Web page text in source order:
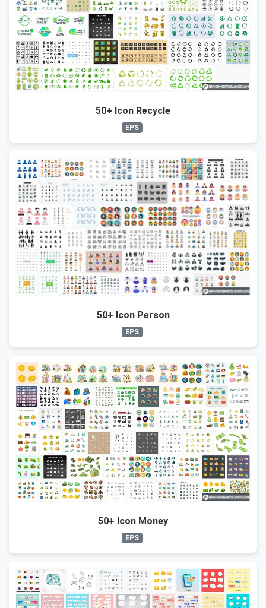
50+ Icon Recycle
EPS
50+ Icon Person
EPS
50+ Icon Money
EPS